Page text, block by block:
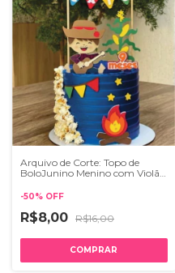
Arquivo de Corte: Topo de
BoloJunino Menino com Violão
-50% OFF
R$8,00 R$16,00